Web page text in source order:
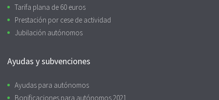
Tarifa plana de 60 euros
Prestación por cese de actividad
Jubilación autónomos
Ayudas y subvenciones
Ayudas para autónomos
Bonificaciones para autónomos 2021